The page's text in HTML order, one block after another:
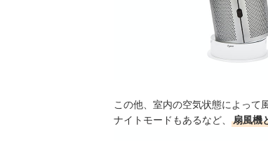
この他、室内の空気状態によって
ナイトモードもあるなど、
扇風機